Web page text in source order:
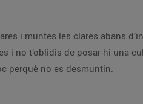
i muntes les clares abans
i no t’oblidis de posar-hi una
perquè no es desmuntin.